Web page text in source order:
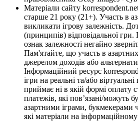
Матеріали сайту
старше 21 року (21+). Участь в
викликати ігрову залежність.
(принципів) відповідальної
ознак залежності негайно
Пам'ятайте, що участь в
джерелом доходів або
Інформаційний ресурс
ігри на реальні та/або
приймає ні в якій формі оплату
платежів, які пов’язані/можуть
азартними іграми, букмекерами
які матеріали на інформаційному